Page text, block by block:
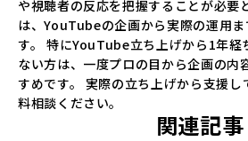
や視聴者の反応を把握することが必要
は、YouTubeの企画から実際の運用
す。 特にYouTube立ち上げから1年経
ない方は、一度プロの目から企画の内
すめです。 実際の立ち上げから支援し
料相談ください。
関連記事